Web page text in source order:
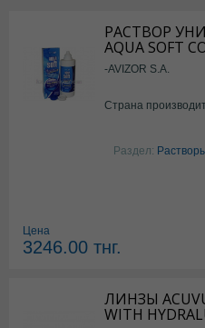
РАСТВОР
AQUA SOFT
-AVIZOR S.A.
Страна
Раздел:
Цена
3246.00 тнг.
ЛИНЗЫ
WITH